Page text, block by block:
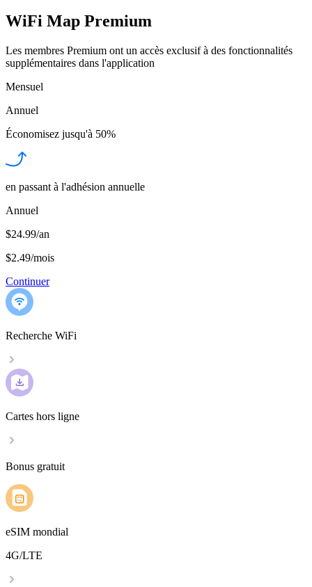
WiFi Map Premium
Les membres Premium ont un accès exclusif à des fonctionnalités
supplémentaires dans l'application
Mensuel
Annuel
Économisez jusqu'à 50%
en passant à l'adhésion annuelle
Annuel
$24.99/an
$2.49/mois
Continuer
Recherche WiFi
Cartes hors ligne
Bonus gratuit
eSIM mondial
4G/LTE